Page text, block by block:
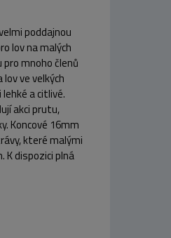
poddajnou
lov na malých
mnoho členů
ve velkých
a citlivé.
akci prutu,
Koncové 16mm
které malými
K dispozici plná